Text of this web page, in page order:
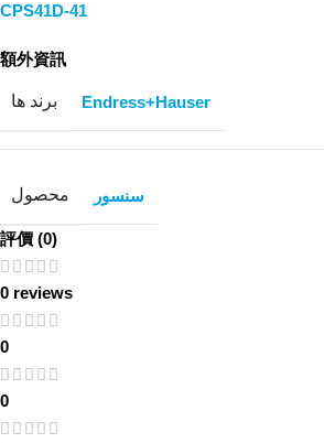
CPS41D-41
額外資訊
برند ها Endress+Hauser
محصول سنسور
評價 (0)
0 reviews
0
0